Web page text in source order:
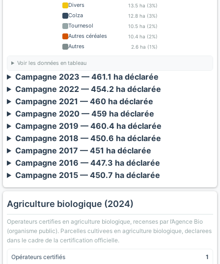
Divers 13.5 ha (3%)
Colza 12.8 ha (3%)
Tournesol 10.5 ha (2%)
Autres céréales 10.4 ha (2%)
Autres 2.6 ha (1%)
Voir les données en tableau
Campagne 2023 — 461.1 ha déclarée
Campagne 2022 — 454.2 ha déclarée
Campagne 2021 — 460 ha déclarée
Campagne 2020 — 459 ha déclarée
Campagne 2019 — 460.4 ha déclarée
Campagne 2018 — 450.6 ha déclarée
Campagne 2017 — 451 ha déclarée
Campagne 2016 — 447.3 ha déclarée
Campagne 2015 — 450.7 ha déclarée
Agriculture biologique (2024)
Operateurs certifies en agriculture biologique, recenses par l’Agence Bio
(organisme public). Parcelles cultivees en agriculture biologique, declarees
dans le cadre de la certification officielle.
Opérateurs certifiés 1